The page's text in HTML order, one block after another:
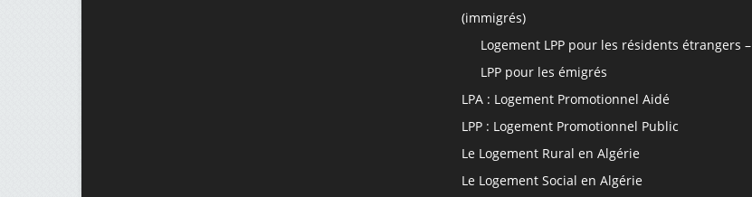
(immigrés)
Logement LPP pour les résidents étrangers –
LPP pour les émigrés
LPA : Logement Promotionnel Aidé
LPP : Logement Promotionnel Public
Le Logement Rural en Algérie
Le Logement Social en Algérie